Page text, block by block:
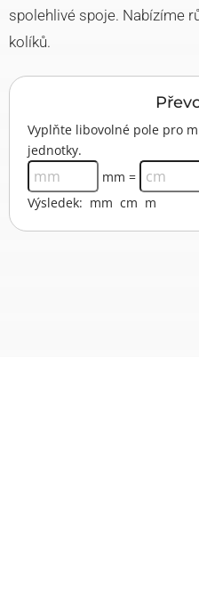
spolehlivé spoje. Nabízíme
kolíků.
Vyplňte libovolné pole pro
jednotky.
mm =
Výsledek: mm cm m